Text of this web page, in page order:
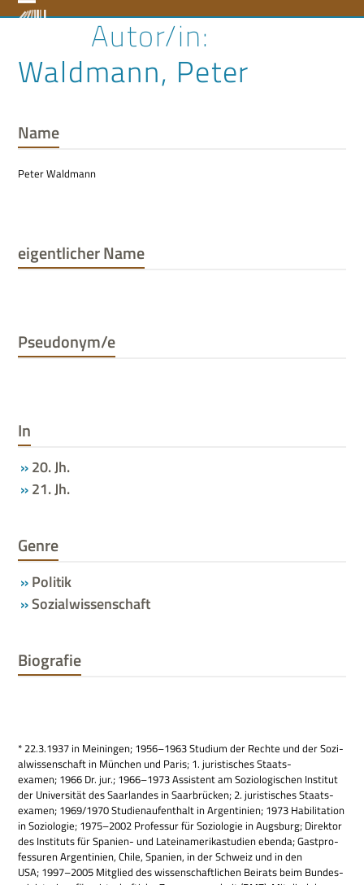
to Open
menu
Close
menu
Waldmann, Peter
Name
Peter Waldmann
eigentlicher Name
Pseudonym/e
In
20. Jh.
21. Jh.
Genre
Politik
Sozialwissenschaft
Biografie
* 22.3.1937 in Mei­nin­gen; 1956–1963 Stu­dium der Rechte und der Sozi­
al­wis­sen­schaft in Mün­chen und Paris; 1. juri­sti­sches Staats­
examen; 1966 Dr. jur.; 1966–1973 Assi­stent am Sozio­lo­gi­schen Insti­tut
der Uni­ver­si­tät des Saar­lan­des in Saar­brücken; 2. juri­sti­sches Staats­
examen; 1969/1970 Stu­di­en­auf­ent­halt in Argen­ti­nien; 1973 Habi­li­ta­tion
in Sozio­lo­gie; 1975–2002 Pro­fes­sur für Sozio­lo­gie in Augs­burg; Direk­tor
des Insti­tuts für Spa­nien- und Latein­ame­ri­ka­stu­dien ebenda; Gast­pro­
fes­su­ren Argen­ti­nien, Chile, Spa­nien, in der Schweiz und in den
USA; 1997–2005 Mit­glied des wis­sen­schaft­li­chen Bei­rats beim Bun­des­